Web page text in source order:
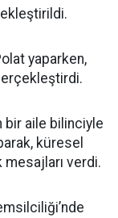
yaparken,
bir aile bilinciyle
küresel
mesajları verdi.